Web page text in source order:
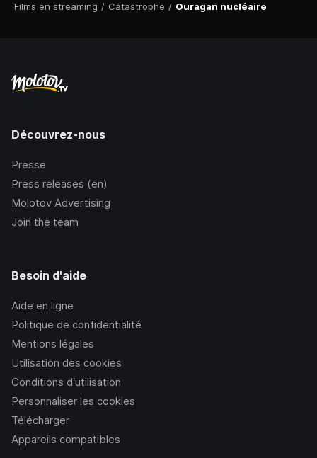
Films en streaming / Catastrophe / Ouragan nucléaire
Découvrez-nous
Presse
Press releases (en)
Molotov Advertising
Join the team
Besoin d'aide
Aide en ligne
Politique de confidentialité
Mentions légales
Utilisation des cookies
Conditions d’utilisation
Personnaliser les cookies
Télécharger
Appareils compatibles